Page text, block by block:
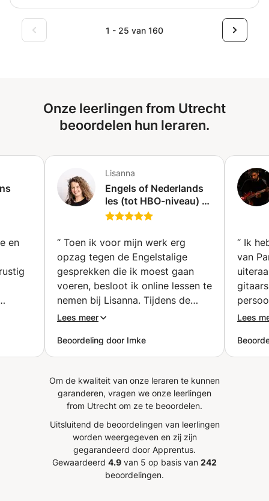
1 - 25 van 160
Onze leerlingen from Utrecht
beoordelen hun leraren.
en
om
Lisanna
Engels of Nederlands
les (tot HBO-niveau) of
andere vakken op
“ Toen ik voor mijn werk erg
opzag tegen de Engelstalige
gesprekken die ik moest gaan
voeren, besloot ik online lessen te
nemen bij Lisanna. Tijdens de
lessen hebben we veel geoefend
relevant waren. We deden
gesprekken na die ik op mijn
heel gericht kon oefenen. Lisanna
gaf altijd waardevolle, concrete
nog winst kon behalen.
Bovendien gaf Lisanna ook veel
positieve feedback, waardoor ik
steeds meer zelfvertrouwen
Lees meer
Beoordeling door Imke
“ Ik
van
om
Lees
Om de kwaliteit van onze leraren te kunnen
garanderen, vragen we onze leerlingen
from Utrecht om ze te beoordelen.
Uitsluitend de beoordelingen van leerlingen
worden weergegeven en zij zijn
gegarandeerd door Apprentus.
Gewaardeerd 4.9 van 5 op basis van 242
beoordelingen.